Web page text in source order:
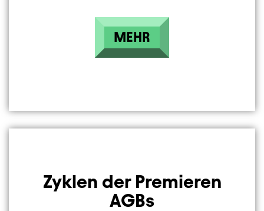
MEHR
Zyklen der Premieren
AGBs